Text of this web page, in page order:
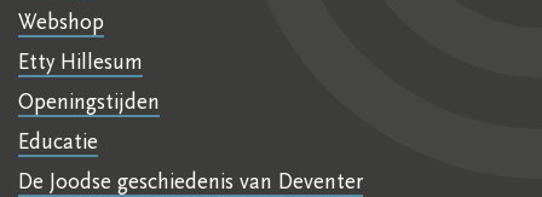
Webshop
Etty Hillesum
Openingstijden
Educatie
De Joodse geschiedenis van Deventer